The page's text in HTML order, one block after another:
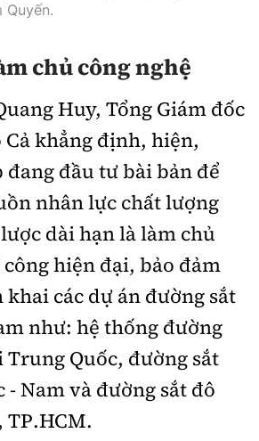
Quyến.
chủ công nghệ
Huy, Tổng Giám đốc
Cả khẳng định, hiện,
đang đầu tư bài bản để
nhân lực chất lượng
dài hạn làlàm chủ
hiện đại, bảo đảm
các dự án đường sắt
như: hệ thống đường
Quốc, đường sắt
-Nam và đường sắt đô
TP.HCM.